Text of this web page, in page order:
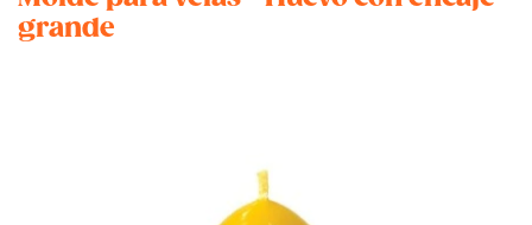
grande